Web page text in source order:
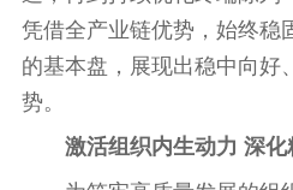
凭借全产业链优势，始终稳
的基本盘，展现出稳中向好
势。
激活组织内生动力 深